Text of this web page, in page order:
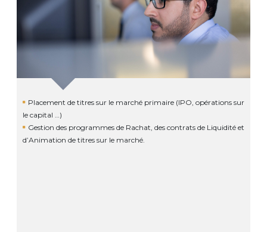
Placement de titres sur le marché primaire (IPO, opérations sur
le capital …)
Gestion des programmes de Rachat, des contrats de Liquidité et
d’Animation de titres sur le marché.